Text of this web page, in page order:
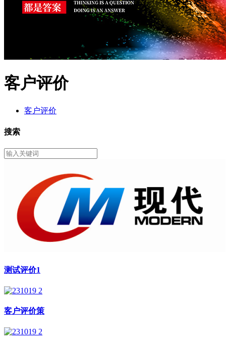
客户评价
客户评价
搜索
测试评价1
客户评价策